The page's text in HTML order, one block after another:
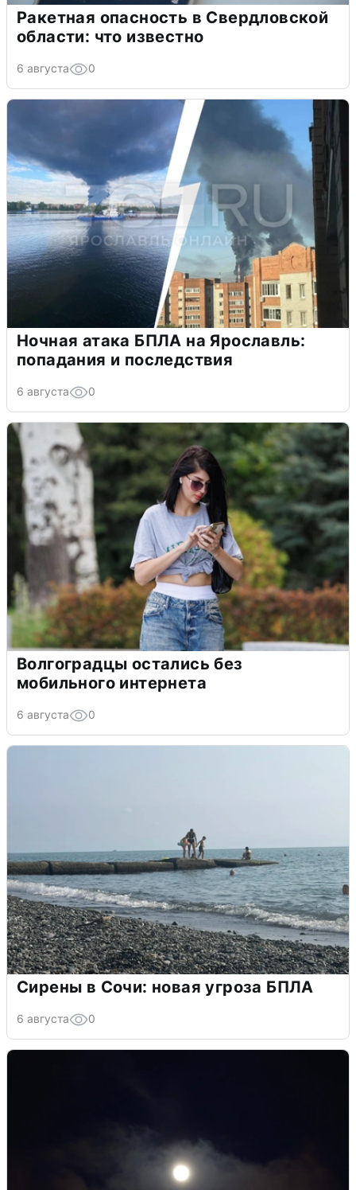
Ракетная опасность в Свердловской
области: что известно
6 августа 0
Ночная атака БПЛА на Ярославль:
попадания и последствия
6 августа 0
Волгоградцы остались без
мобильного интернета
6 августа 0
Сирены в Сочи: новая угроза БПЛА
6 августа 0